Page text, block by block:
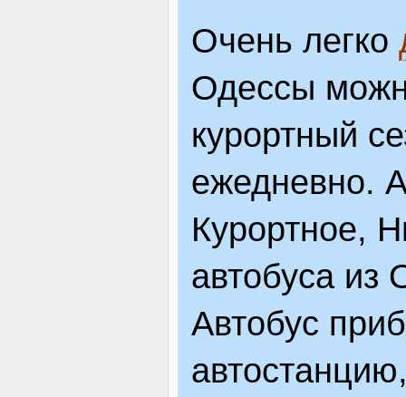
Очень легко
Одессы
курортный
ежедневно.
Курортное,
автобуса из
Автобус